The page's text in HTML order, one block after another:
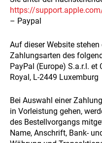
https://support.apple.com
– Paypal
Auf dieser Website
Zahlungsarten des
PayPal (Europe) S.a.r.l. et
Royal, L-2449 Luxemburg
Bei Auswahl einer
in Vorleistung gehen,
des Bestellvorgangs
Name, Anschrift, Bank-